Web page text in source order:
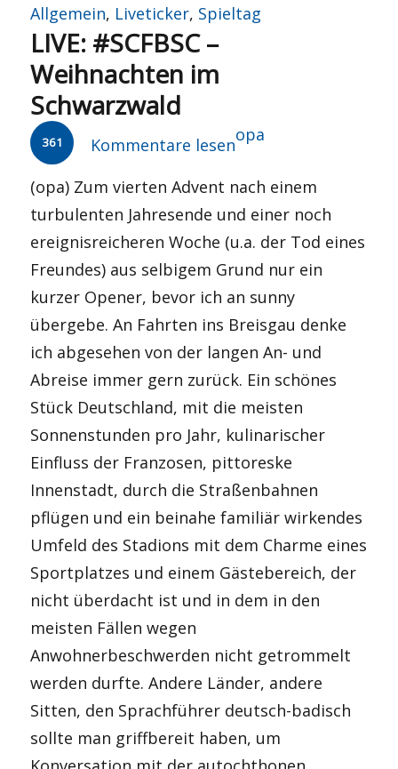
am
Allgemein, Liveticker, Spieltag
LIVE: #SCFBSC –
Weihnachten im
Schwarzwald
361 Kommentare lesen
Autor
opa
(opa) Zum vierten Advent nach einem
turbulenten Jahresende und einer noch
ereignisreicheren Woche (u.a. der Tod eines
Freundes) aus selbigem Grund nur ein
kurzer Opener, bevor ich an sunny
übergebe. An Fahrten ins Breisgau denke
ich abgesehen von der langen An- und
Abreise immer gern zurück. Ein schönes
Stück Deutschland, mit die meisten
Sonnenstunden pro Jahr, kulinarischer
Einfluss der Franzosen, pittoreske
Innenstadt, durch die Straßenbahnen
pflügen und ein beinahe familiär wirkendes
Umfeld des Stadions mit dem Charme eines
Sportplatzes und einem Gästebereich, der
nicht überdacht ist und in dem in den
meisten Fällen wegen
Anwohnerbeschwerden nicht getrommelt
werden durfte. Andere Länder, andere
Sitten, den Sprachführer deutsch-badisch
sollte man griffbereit haben, um